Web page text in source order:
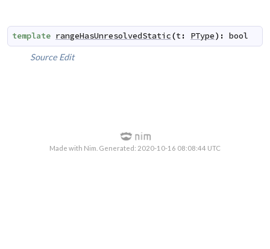
template rangeHasUnresolvedStatic(t: PType) : bool
Source Edit
Made with Nim. Generated: 2020-10-16 08:08:44 UTC